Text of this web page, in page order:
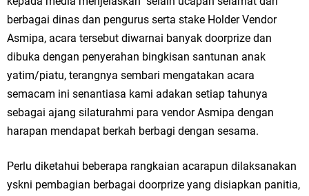
Husnul Aqib, M.M. untuk Negeri
PDUF MUI Jatim Gelar Doa Awal Tahun Hijriah, Teguhkan Optimisme
Menuju Indonesia Emas 2045
Reses Anggota DPRD Jabar M. Rizky di Desa Cibitung Wetan: Serap
Aspirasi Petani dan Warga
Jakarta
berbagai dinas dan pengurus serta stake Holder Vendor
Asmipa, acara tersebut diwarnai banyak doorprize dan
dibuka dengan penyerahan bingkisan santunan anak
yatim/piatu, terangnya sembari mengatakan acara
semacam ini senantiasa kami adakan setiap tahunya
sebagai ajang silaturahmi para vendor Asmipa dengan
harapan mendapat berkah berbagi dengan sesama.
Perlu diketahui beberapa rangkaian acarapun dilaksanakan
yskni pembagian berbagai doorprize yang disiapkan panitia,